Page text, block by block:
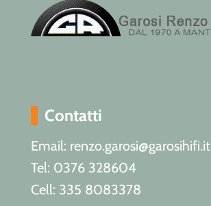
Contatti
Email: renzo.garosi@garosihifi.it
Tel: 0376 328604
Cell: 335 8083378